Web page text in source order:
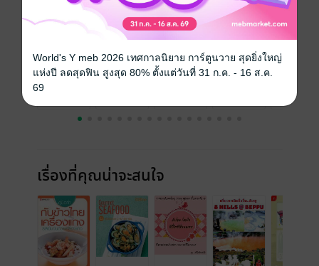
ฉบับย้อนหลัง
เรื่องที่คุณน่าจะสนใจ
World's Y meb 2026 เทศกาลนิยาย การ์ตูนวาย สุดยิ่งใหญ่
แห่งปี ลดสุดฟิน สูงสุด 80% ตั้งแต่วันที่ 31 ก.ค. - 16 ส.ค.
69